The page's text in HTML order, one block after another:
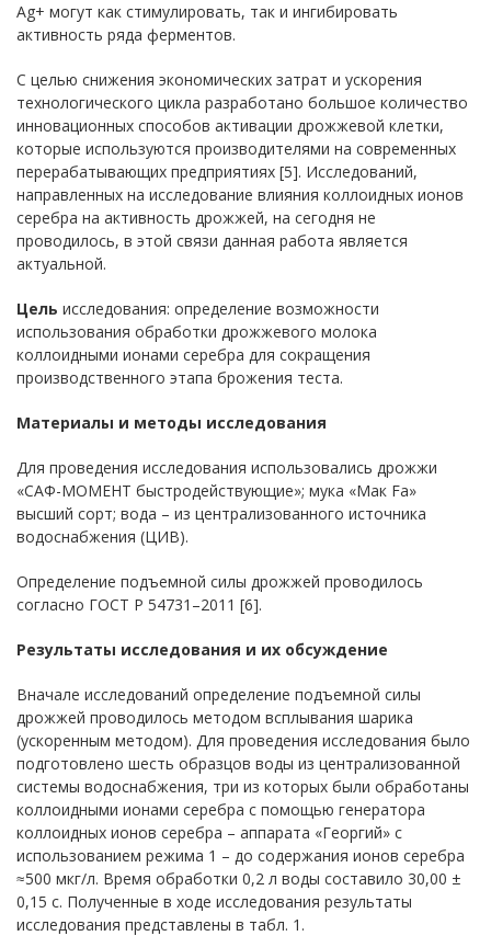
Ag+ могут как стимулировать, так и ингибировать
активность ряда ферментов.
С целью снижения экономических затрат и ускорения
технологического цикла разработано большое количество
инновационных способов активации дрожжевой клетки,
которые используются производителями на современных
перерабатывающих предприятиях [5]. Исследований,
направленных на исследование влияния коллоидных ионов
серебра на активность дрожжей, на сегодня не
проводилось, в этой связи данная работа является
актуальной.
Цель исследования: определение возможности
использования обработки дрожжевого молока
коллоидными ионами серебра для сокращения
производственного этапа брожения теста.
Материалы и методы исследования
Для проведения исследования использовались дрожжи
«САФ-МОМЕНТ быстродействующие»; мука «Мак Fa»
высший сорт; вода – из централизованного источника
водоснабжения (ЦИВ).
Определение подъемной силы дрожжей проводилось
согласно ГОСТ Р 54731–2011 [6].
Результаты исследования и их обсуждение
Вначале исследований определение подъемной силы
дрожжей проводилось методом всплывания шарика
(ускоренным методом). Для проведения исследования было
подготовлено шесть образцов воды из централизованной
системы водоснабжения, три из которых были обработаны
коллоидными ионами серебра с помощью генератора
коллоидных ионов серебра – аппарата «Георгий» с
использованием режима 1 – до содержания ионов серебра
≈500 мкг/л. Время обработки 0,2 л воды составило 30,00 ±
0,15 с. Полученные в ходе исследования результаты
исследования представлены в табл. 1.